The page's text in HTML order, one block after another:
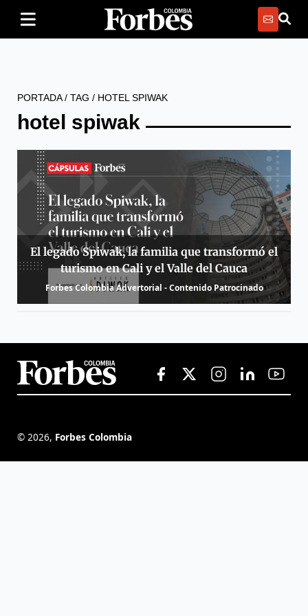
PORTADA/ TAG / HOTEL SPIWAK
hotel spiwak
El legado Spiwak, la familia que transformó el
turismo en Cali y el Valle del Cauca
Forbes Colombia Advertorial - Contenido Patrocinado
© 2026, Forbes Colombia